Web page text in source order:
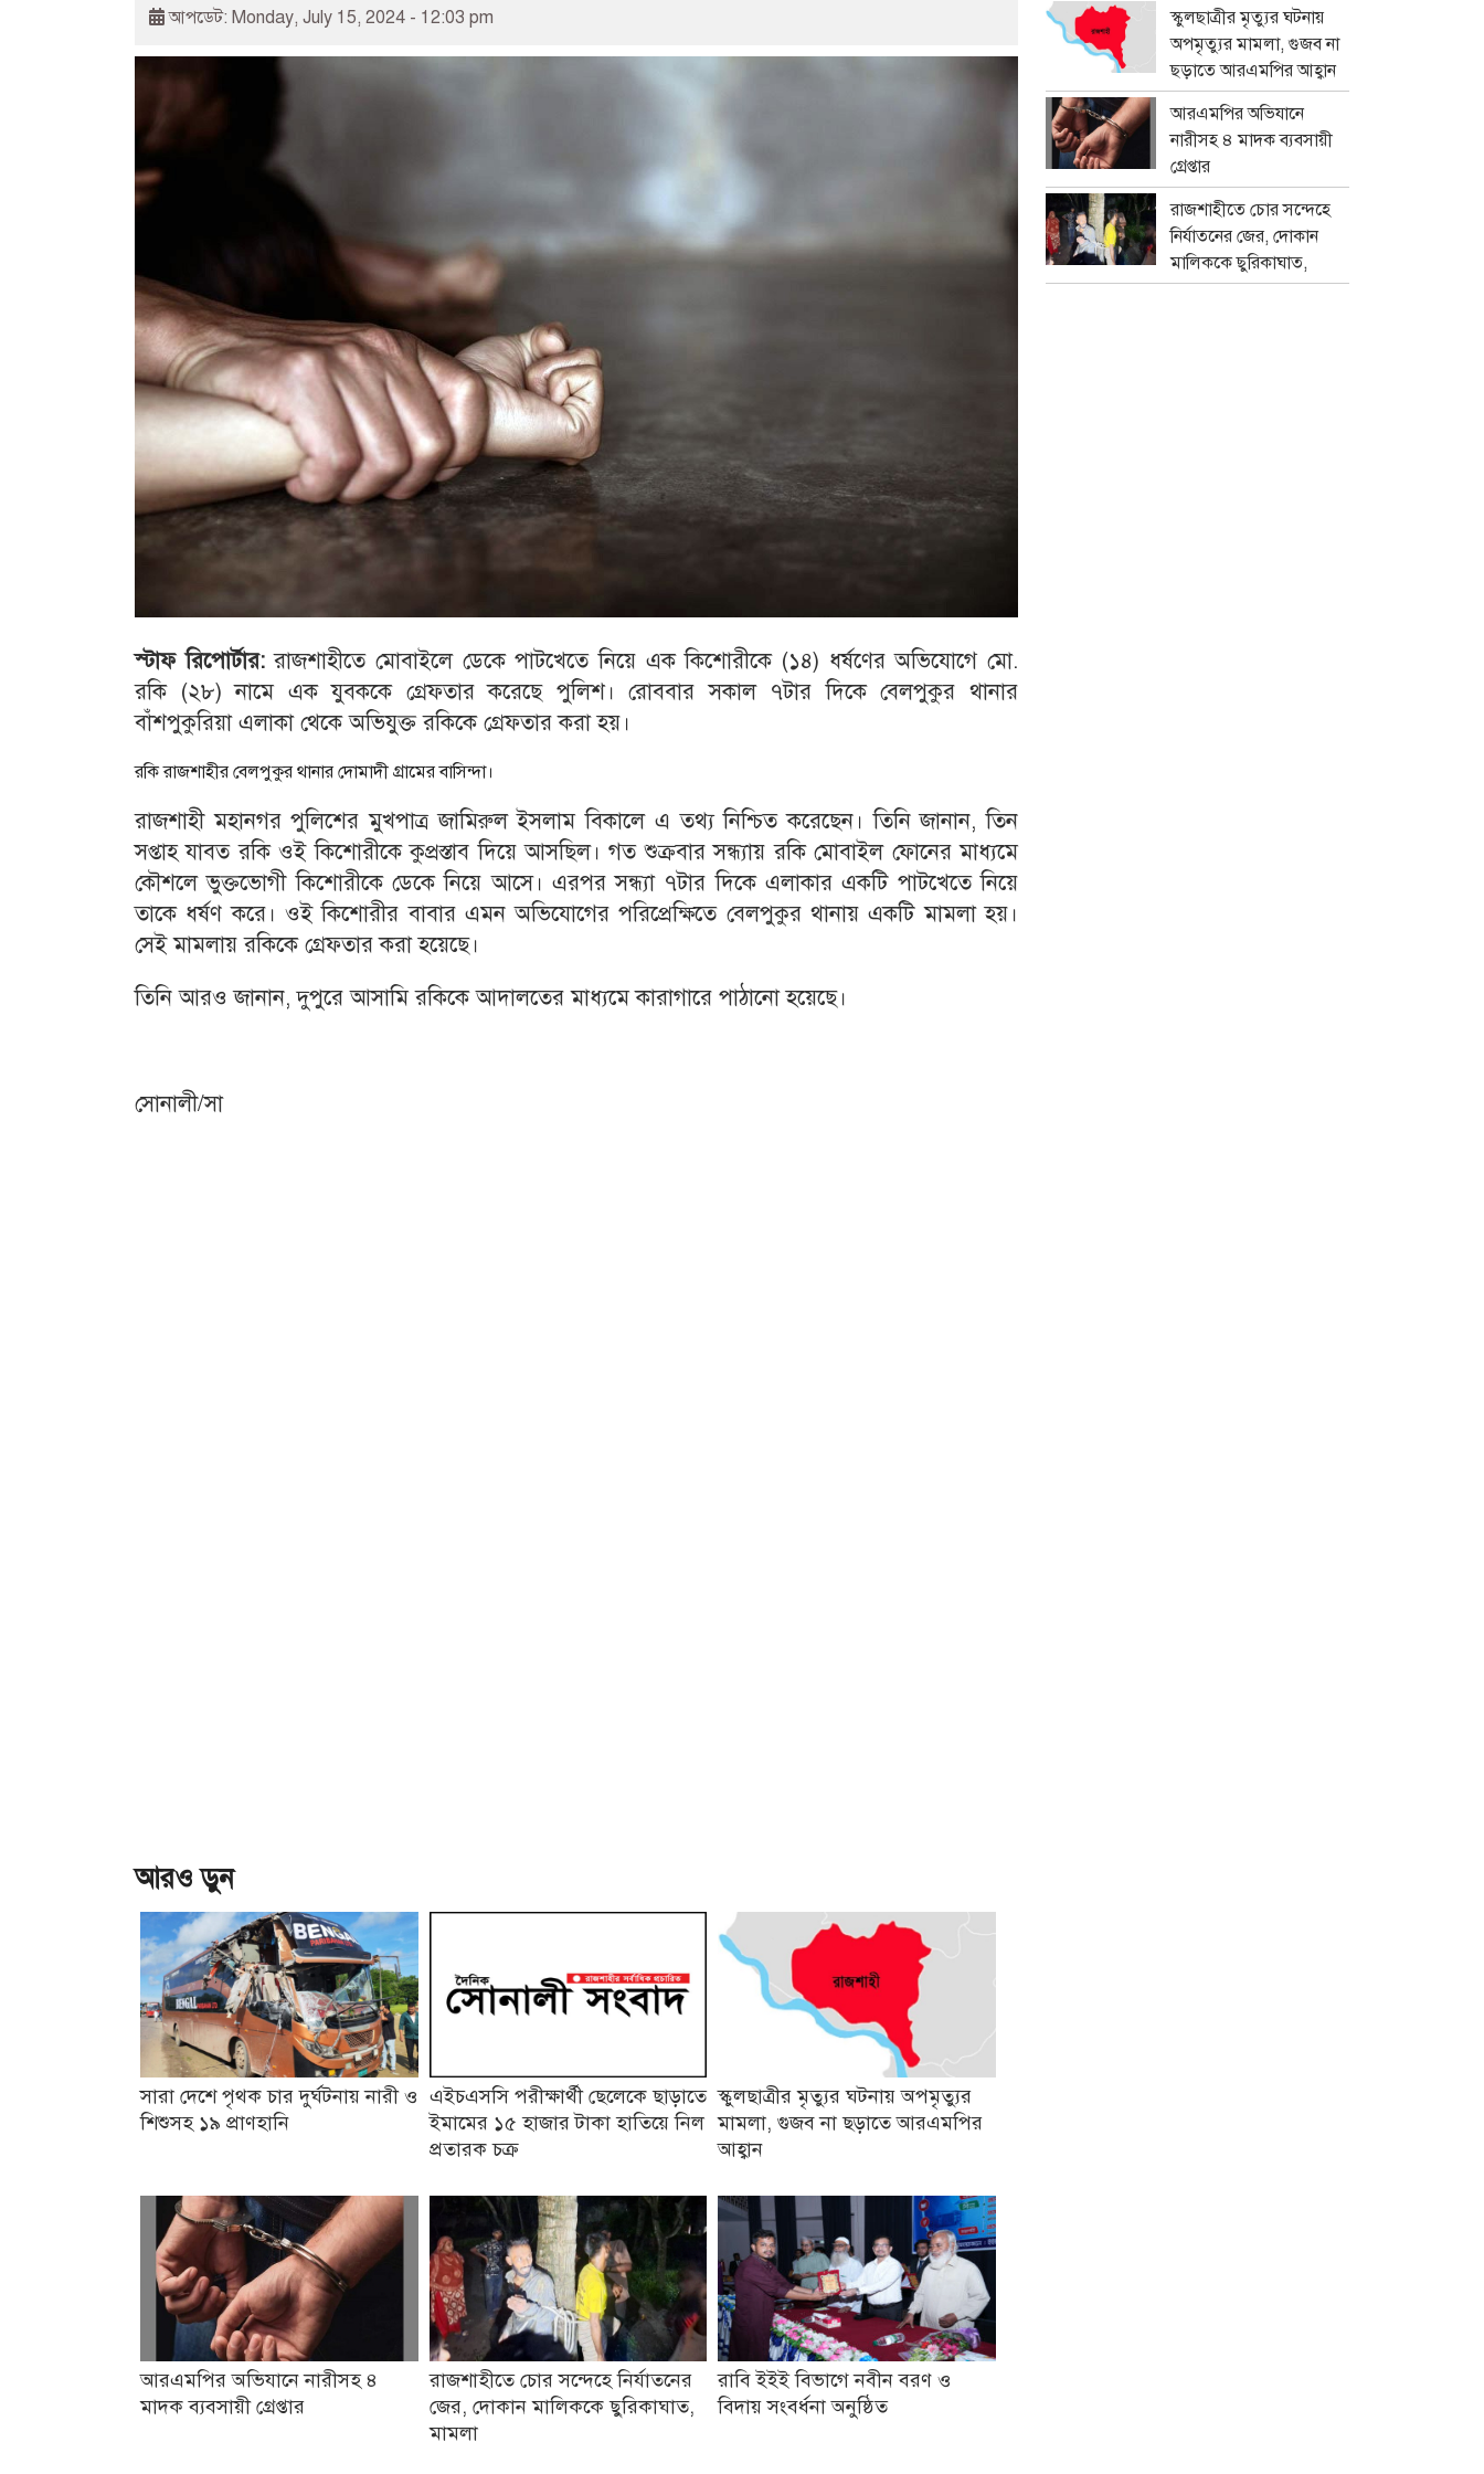
আপডেট: Monday, July 15, 2024 - 12:03 pm
স্টাফ রিপোর্টার:রাজশাহীতে মোবাইলে ডেকে পাটখেতে নিয়ে এক কিশোরীকে (১৪) ধর্ষণের অভিযোগে মো.
রকি (২৮) নামে এক যুবককে গ্রেফতার করেছে পুলিশ। রোববার সকাল ৭টার দিকে বেলপুকুর থানার
বাঁশপুকুরিয়া এলাকা থেকে অভিযুক্ত রকিকে গ্রেফতার করা হয়।
রকি রাজশাহীর বেলপুকুর থানার দোমাদী গ্রামের বাসিন্দা।
রাজশাহী মহানগর পুলিশের মুখপাত্র জামিরুল ইসলাম বিকালে এ তথ্য নিশ্চিত করেছেন। তিনি জানান, তিন
সপ্তাহ যাবত রকি ওই কিশোরীকে কুপ্রস্তাব দিয়ে আসছিল। গত শুক্রবার সন্ধ্যায় রকি মোবাইল ফোনের মাধ্যমে
কৌশলে ভুক্তভোগী কিশোরীকে ডেকে নিয়ে আসে। এরপর সন্ধ্যা ৭টার দিকে এলাকার একটি পাটখেতে নিয়ে
তাকে ধর্ষণ করে। ওই কিশোরীর বাবার এমন অভিযোগের পরিপ্রেক্ষিতে বেলপুকুর থানায় একটি মামলা হয়।
সেই মামলায় রকিকে গ্রেফতার করা হয়েছে।
তিনি আরও জানান, দুপুরে আসামি রকিকে আদালতের মাধ্যমে কারাগারে পাঠানো হয়েছে।
সোনালী/সা
আরও ড়ুন
সারা দেশে পৃথক চার দুর্ঘটনায় নারী ও
শিশুসহ ১৯ প্রাণহানি
এইচএসসি পরীক্ষার্থী ছেলেকে ছাড়াতে
ইমামের ১৫ হাজার টাকা হাতিয়ে নিল
প্রতারক চক্র
স্কুলছাত্রীর মৃত্যুর ঘটনায় অপমৃত্যুর
মামলা, গুজব না ছড়াতে আরএমপির
আহ্বান
আরএমপির অভিযানে নারীসহ ৪
মাদক ব্যবসায়ী গ্রেপ্তার
রাজশাহীতে চোর সন্দেহে নির্যাতনের
জের, দোকান মালিককে ছুরিকাঘাত,
মামলা
রাবি ইইই বিভাগে নবীন বরণ ও
বিদায় সংবর্ধনা অনুষ্ঠিত
স্কুলছাত্রীর মৃত্যুর ঘটনায়
অপমৃত্যুর মামলা, গুজব না
ছড়াতে আরএমপির আহ্বান
আরএমপির অভিযানে
নারীসহ ৪ মাদক ব্যবসায়ী
গ্রেপ্তার
রাজশাহীতে চোর সন্দেহে
নির্যাতনের জের, দোকান
মালিককে ছুরিকাঘাত,
মামলা